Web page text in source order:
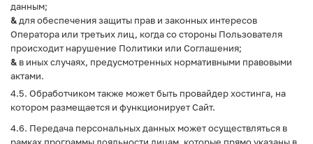
данным;
& для обеспечения защиты прав и законных интересов
Оператора или третьих лиц, когда со стороны Пользователя
происходит нарушение Политики или Соглашения;
& в иных случаях, предусмотренных нормативными правовыми
актами.
4.5. Обработчиком также может быть провайдер хостинга, на
котором размещается и функционирует Сайт.
4.6. Передача персональных данных может осуществляться в